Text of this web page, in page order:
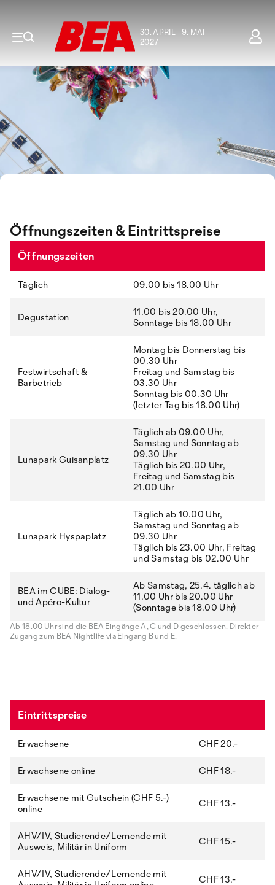
30. APRIL - 9. MAI
2027
Öffnungszeiten & Eintrittspreise
Öffnungszeiten
Täglich 09.00 bis 18.00 Uhr
Degustation
11.00 bis 20.00 Uhr,
Sonntage bis 18.00 Uhr
Festwirtschaft &
Barbetrieb
Montag bis Donnerstag bis
00.30 Uhr
Freitag und Samstag bis
03.30 Uhr
Sonntag bis 00.30 Uhr
(letzter Tag bis 18.00 Uhr)
Lunapark Guisanplatz
Täglich ab 09.00 Uhr,
Samstag und Sonntag ab
09.30 Uhr
Täglich bis 20.00 Uhr,
Freitag und Samstag bis
21.00 Uhr
Lunapark Hyspaplatz
Täglich ab 10.00 Uhr,
Samstag und Sonntag ab
09.30 Uhr
Täglich bis 23.00 Uhr, Freitag
und Samstag bis 02.00 Uhr
BEA im CUBE: Dialog-
und Apéro-Kultur
Ab Samstag, 25.4. täglich ab
11.00 Uhr bis 20.00 Uhr
(Sonntage bis 18.00 Uhr)
Ab 18.00 Uhr sind die BEA Eingänge A, C und D geschlossen. Direkter
Zugang zum BEA Nightlife via Eingang B und E.
Eintrittspreise
Erwachsene CHF 20.-
Erwachsene online CHF 18.-
Erwachsene mit Gutschein (CHF 5.-)
online
CHF 13.-
AHV/IV, Studierende/Lernende mit
Ausweis, Militär in Uniform
CHF 15.-
AHV/IV, Studierende/Lernende mit
CHF 13.-